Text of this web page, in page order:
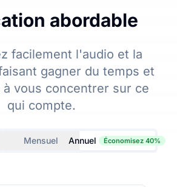
abordable
facilement l'audio et la
gagner du temps et
à vous concentrer sur ce
qui compte.
Mensuel Annuel Économisez 40%